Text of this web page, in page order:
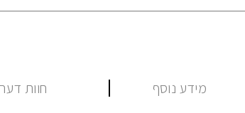
מידע נוסף
חוות דעת